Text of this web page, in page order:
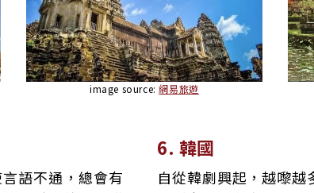
image source: 網易旅遊
語不通，總會有
6. 韓國
自從韓劇興起，越嚟